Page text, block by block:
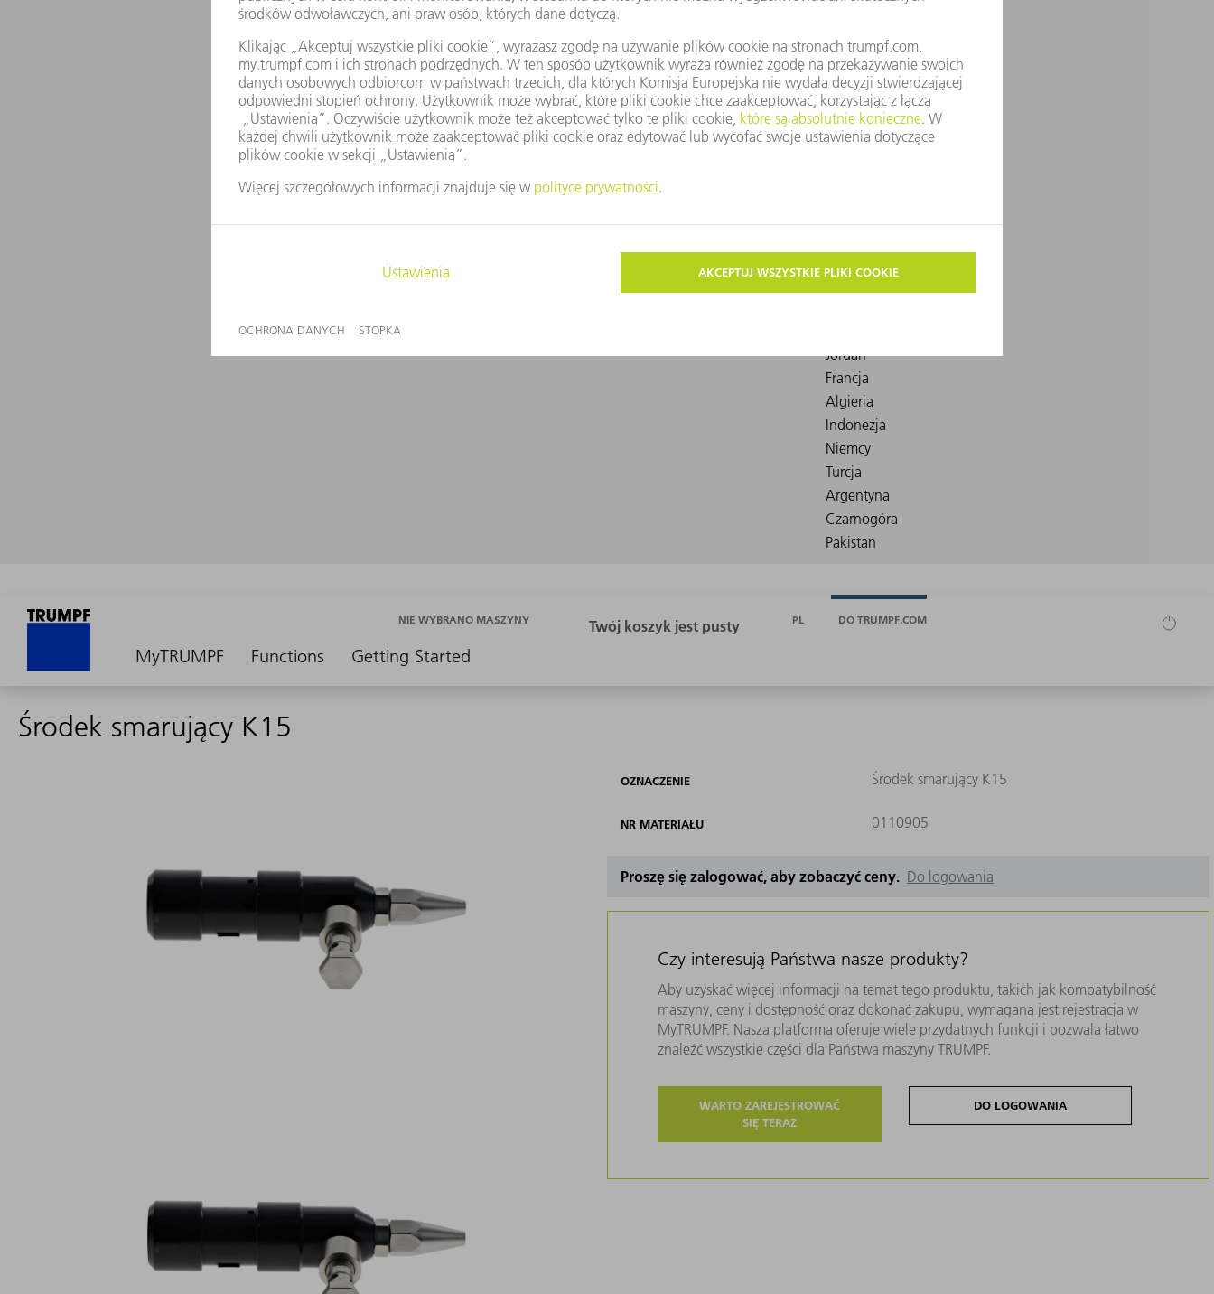
MyTRUMPF Functions Getting Started
NIE WYBRANO MASZYNY PL DO TRUMPF.COM
Środek smarujący K15
OZNACZENIE Środek smarujący K15
NR MATERIAŁU 0110905
Proszę się zalogować, aby zobaczyć ceny. Do logowania
Czy interesują Państwa nasze produkty?
Aby uzyskać więcej informacji na temat tego produktu, takich jak kompatybilność
maszyny, ceny i dostępność oraz dokonać zakupu, wymagana jest rejestracja w
MyTRUMPF. Nasza platforma oferuje wiele przydatnych funkcji i pozwala łatwo
znaleźć wszystkie części dla Państwa maszyny TRUMPF.
WARTO ZAREJESTROWAĆ
SIĘ TERAZ
DO LOGOWANIA